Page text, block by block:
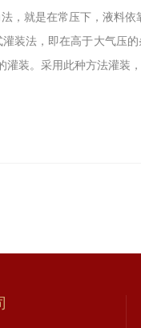
，就是在常压下，液料
装法，即在高于大气压
装。采用此种方法灌装